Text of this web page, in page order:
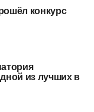
конкурс
из лучших в